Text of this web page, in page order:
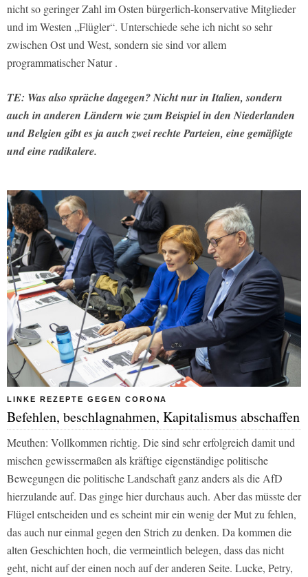
nicht so geringer Zahl im Osten bürgerlich-konservative Mitglieder
und im Westen „Flügler“. Unterschiede sehe ich nicht so sehr
zwischen Ost und West, sondern sie sind vor allem
programmatischer Natur .
TE: Was also spräche dagegen? Nicht nur in Italien, sondern
auch in anderen Ländern wie zum Beispiel in den Niederlanden
und Belgien gibt es ja auch zwei rechte Parteien, eine gemäßigte
und eine radikalere.
LINKE REZEPTE GEGEN CORONA
Befehlen, beschlagnahmen, Kapitalismus abschaffen
Meuthen: Vollkommen richtig. Die sind sehr erfolgreich damit und
mischen gewissermaßen als kräftige eigenständige politische
Bewegungen die politische Landschaft ganz anders als die AfD
hierzulande auf. Das ginge hier durchaus auch. Aber das müsste der
Flügel entscheiden und es scheint mir ein wenig der Mut zu fehlen,
das auch nur einmal gegen den Strich zu denken. Da kommen die
alten Geschichten hoch, die vermeintlich belegen, dass das nicht
geht, nicht auf der einen noch auf der anderen Seite. Lucke, Petry,